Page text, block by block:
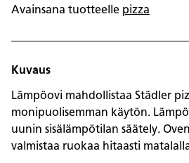
Avainsana tuotteelle pizza
Kuvaus
Lämpöovi mahdollistaa Städler
monipuolisemman käytön.
uunin sisälämpötilan säätely.
valmistaa ruokaa hitaasti